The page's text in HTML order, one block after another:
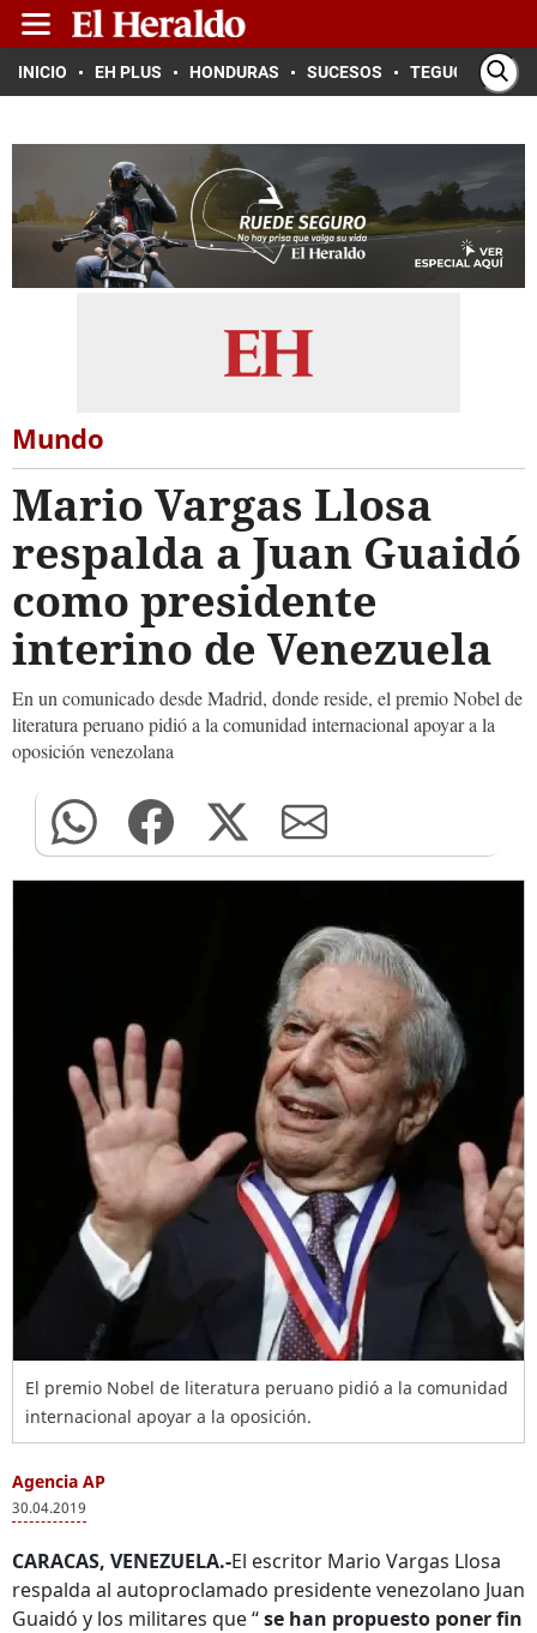
INICIO EH PLUS HONDURAS SUCESOS TEGUCIGALPA
Mundo
Mario Vargas Llosa
respalda a Juan Guaidó
como presidente
interino de Venezuela
En un comunicado desde Madrid, donde reside, el premio Nobel de
literatura peruano pidió a la comunidad internacional apoyar a la
oposición venezolana
El premio Nobel de literatura peruano pidió a la comunidad
internacional apoyar a la oposición.
Agencia AP
30.04.2019
CARACAS, VENEZUELA.-El escritor Mario Vargas Llosa
respalda al autoproclamado presidente venezolano Juan
Guaidó y los militares que “se han propuesto poner fin